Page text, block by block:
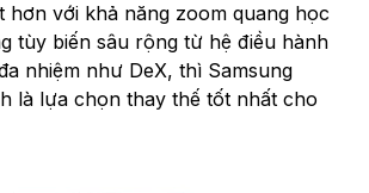
hơn với khả năng zoom quang học
tùy biến sâu rộng từ hệ điều hành
nhiệm như DeX, thì Samsung
là lựa chọn thay thế tốt nhất cho